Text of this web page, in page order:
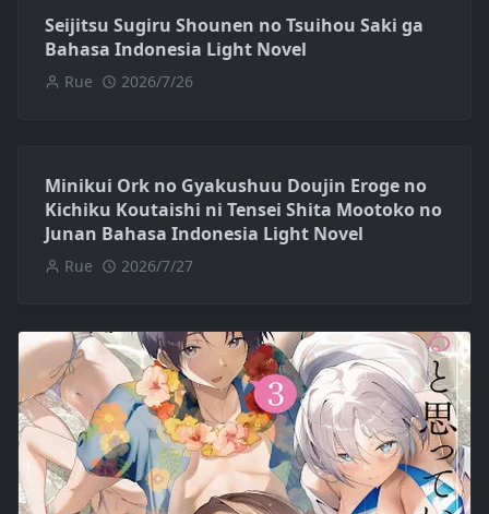
Seijitsu Sugiru Shounen no Tsuihou Saki ga
Bahasa Indonesia Light Novel
Rue 2026/7/26
Minikui Ork no Gyakushuu Doujin Eroge no
Kichiku Koutaishi ni Tensei Shita Mootoko no
Junan Bahasa Indonesia Light Novel
Rue 2026/7/27